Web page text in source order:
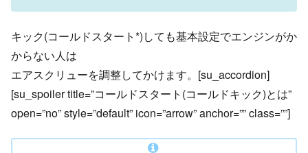
キック(コールドスタート*)しても基本設定でエンジンがか
からない人は
エアスクリューを調整してかけます。[su_accordion]
[su_spoiler title=”コールドスタート(コールドキック)とは”
open=”no” style=”default” icon=”arrow” anchor=”” class=””]